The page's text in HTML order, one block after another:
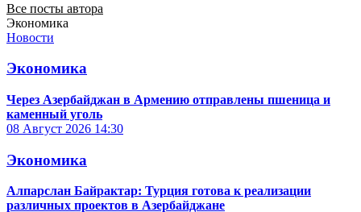
Все посты автора
Экономика
Новости
Экономика
Через Азербайджан в Армению отправлены пшеница и
каменный уголь
08 Август 2026 14:30
Экономика
Алпарслан Байрактар: Турция готова к реализации
различных проектов в Азербайджане